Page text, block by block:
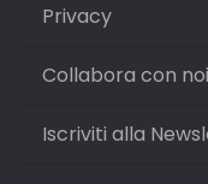
Privacy
Collabora con noi
Iscriviti alla